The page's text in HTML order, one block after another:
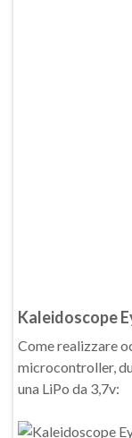
Kaleidoscope
Come realizzare
microcontroller,
una LiPo da 3,7v: